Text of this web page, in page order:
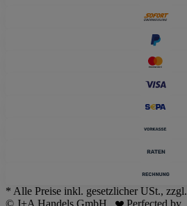
* Alle Preise inkl. gesetzlicher USt., zzgl.